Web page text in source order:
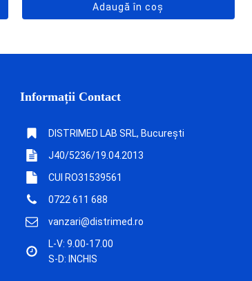
Adaugă în coș
Informații Contact
DISTRIMED LAB SRL, București
J40/5236/19.04.2013
CUI RO31539561
0722 611 688
vanzari@distrimed.ro
L-V: 9.00-17.00
S-D: INCHIS